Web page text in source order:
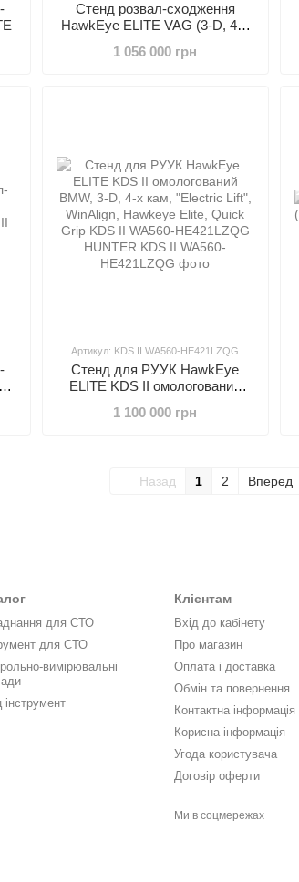
Стенд розвал-сходження
HawkEye ELITE VAG (3-D, 4-х
1 056 000 грн
Артикул: KDS II WA560-HE421LZQG
Стенд для РУУК HawkEye
ELITE KDS II омологований
Lift", WinAlign, Hawkeye Elite,
1 100 000 грн
Назад 1 2 Вперед
для СТО
для СТО
вимірювальні
інструмент
Клієнтам
Вхід до кабінету
Про магазин
Оплата і доставка
Обмін та повернення
Контактна інформація
Корисна інформація
Угода користувача
Договір оферти
Ми в соцмережах